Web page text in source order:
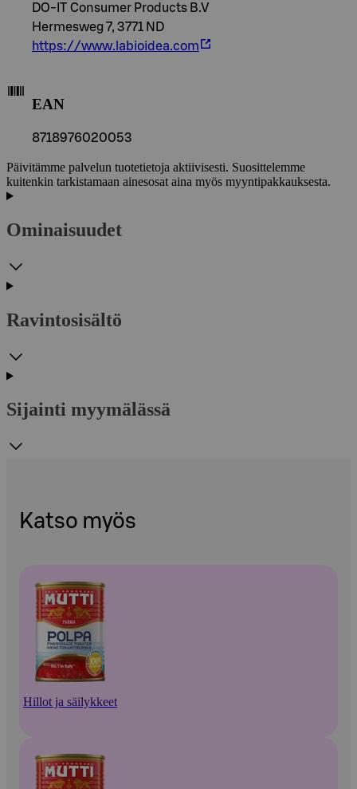
DO-IT Consumer Products B.V
Hermesweg 7, 3771 ND
https://www.labioidea.com
EAN
8718976020053
Päivitämme palvelun tuotetietoja aktiivisesti. Suosittelemme
kuitenkin tarkistamaan ainesosat aina myös myyntipakkauksesta.
Ominaisuudet
Ravintosisältö
Sijainti myymälässä
Katso myös
Hillot ja säilykkeet